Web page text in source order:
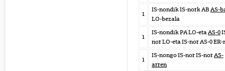
1
IS-nondik IS-nork AB AS-
LO-bezala
1
IS-nondik PA LO-etaAS-0
nor LO-eta IS-nor AS-0
1
IS-nongo IS-nor IS-norAS-
arren